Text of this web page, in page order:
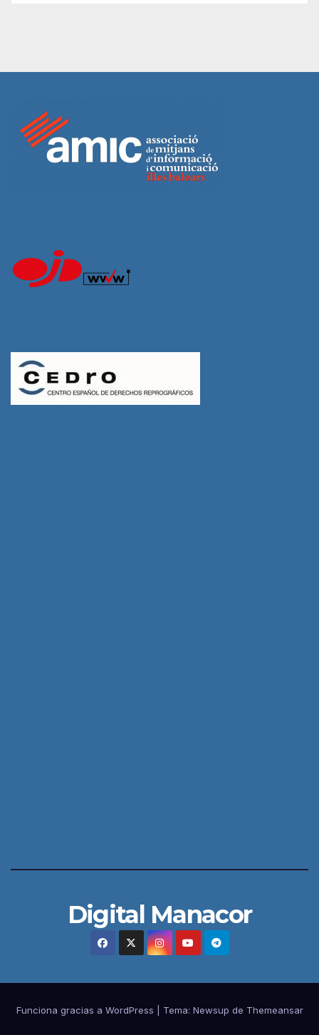
Digital Manacor
Funciona gracias a WordPress Tema: Newsup de Themeansar